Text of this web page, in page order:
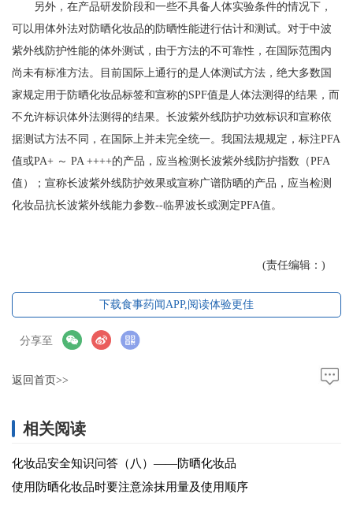
另外，在产品研发阶段和一些不具备人体实验条件的情况下，
可以用体外法对防晒化妆品的防晒性能进行估计和测试。对于中波
紫外线防护性能的体外测试，由于方法的不可靠性，在国际范围内
尚未有标准方法。目前国际上通行的是人体测试方法，绝大多数国
家规定用于防晒化妆品标签和宣称的SPF值是人体法测得的结果，而
不允许标识体外法测得的结果。长波紫外线防护功效标识和宣称依
据测试方法不同，在国际上并未完全统一。我国法规规定，标注PFA
值或PA+ ～ PA ++++的产品，应当检测长波紫外线防护指数（PFA
值）；宣称长波紫外线防护效果或宣称广谱防晒的产品，应当检测
化妆品抗长波紫外线能力参数--临界波长或测定PFA值。
(责任编辑：)
下载食事药闻APP,阅读体验更佳
分享至
返回首页>>
相关阅读
化妆品安全知识问答（八）——防晒化妆品
使用防晒化妆品时要注意涂抹用量及使用顺序